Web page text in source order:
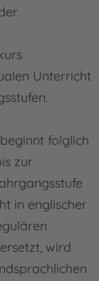
Unterricht
folglich
zur
in englischer
wird